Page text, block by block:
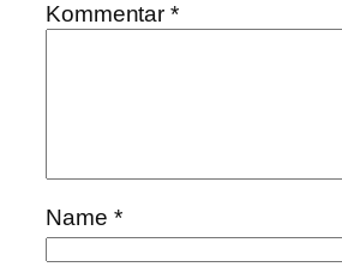
Kommentar*
Name *